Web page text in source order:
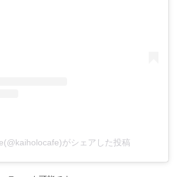
がシェアした投稿